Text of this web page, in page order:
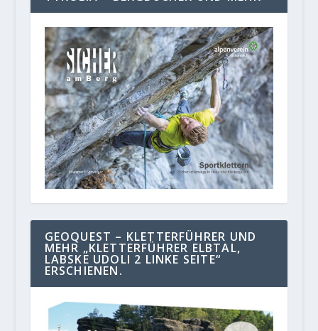
GEOQUEST – KLETTERFÜHRER UND
MEHR „KLETTERFÜHRER ELBTAL,
LABSKE UDOLI 2 LINKE SEITE“
ERSCHIENEN.